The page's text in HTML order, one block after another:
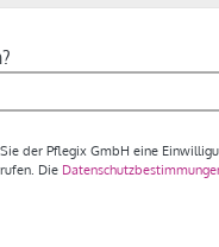
der Pflegix GmbH eine
Die